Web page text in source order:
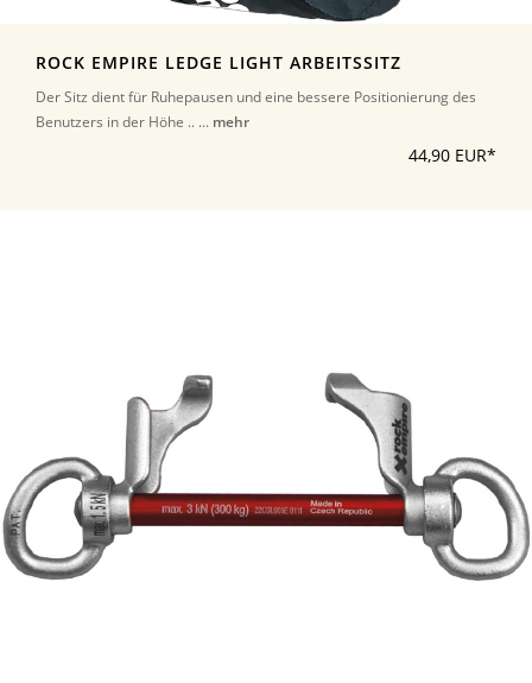
ROCK EMPIRE LEDGE LIGHT ARBEITSSITZ
Der Sitz dient für Ruhepausen und eine bessere Positionierung des
Benutzers in der Höhe .. ... mehr
44,90 EUR*